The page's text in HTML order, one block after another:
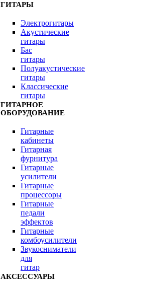
ГИТАРЫ
Электрогитары
Акустические
гитары
Бас
гитары
Полуакустические
гитары
Классические
гитары
ГИТАРНОЕ
ОБОРУДОВАНИЕ
Гитарные
кабинеты
Гитарная
фурнитура
Гитарные
усилители
Гитарные
процессоры
Гитарные
педали
эффектов
Гитарные
комбоусилители
Звукосниматели
для
гитар
АКСЕССУАРЫ